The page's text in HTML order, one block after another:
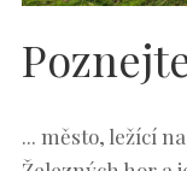
... město, ležící